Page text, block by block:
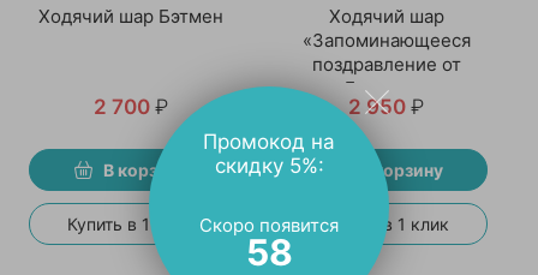
Ходячий шар Бэтмен
2 700 ₽
В корзину
Купить в 1 клик
Ходячий шар
«Запоминающееся
поздравление от
Бэтмена»
2 950 ₽
В корзину
Купить в 1 клик
Промокод на
скидку 5%:
Скоро появится
58